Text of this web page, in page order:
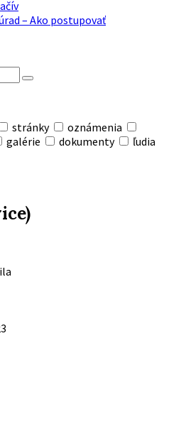
– Ako postupovať
stránky
oznámenia
galérie dokumenty ľudia